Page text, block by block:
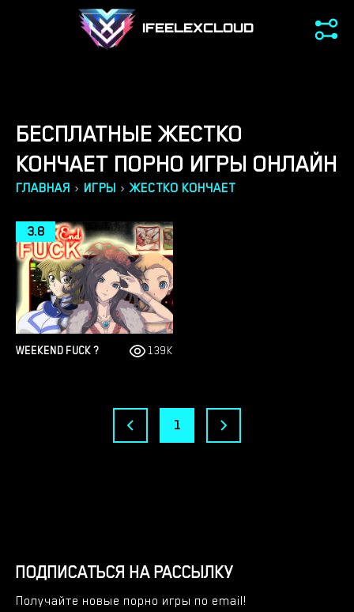
IFEELEXCLOUD
БЕСПЛАТНЫЕ ЖЕСТКО
КОНЧАЕТ ПОРНО ИГРЫ ОНЛАЙН
ГЛАВНАЯ › ИГРЫ › ЖЕСТКО КОНЧАЕТ
WEEKEND FUCK ?
3.8
139K
1
ПОДПИСАТЬСЯ НА РАССЫЛКУ
Получайте новые порно игры по email!